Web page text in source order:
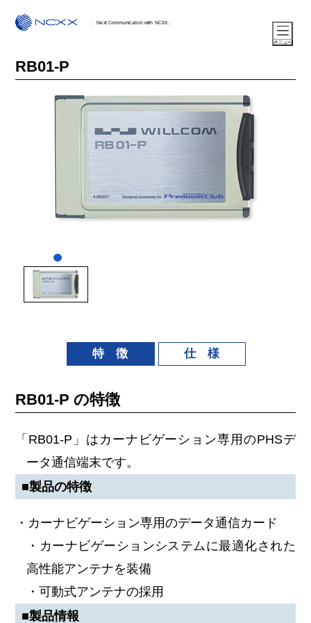
Next Communication with NCXX.
RB01-P
特 徴 仕 様
RB01-P の特徴
「RB01-P」はカーナビゲーション専用のPHSデ
ータ通信端末です。
■製品の特徴
・カーナビゲーション専用のデータ通信カード
・カーナビゲーションシステムに最適化された
高性能アンテナを装備
・可動式アンテナの採用
■製品情報